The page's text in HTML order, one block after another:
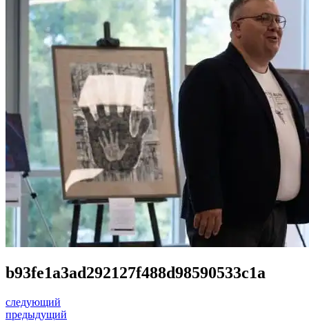
b93fe1a3ad292127f488d98590533c1a
следующий
предыдущий